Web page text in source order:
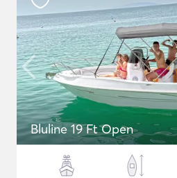
Bluline 19 Ft Open